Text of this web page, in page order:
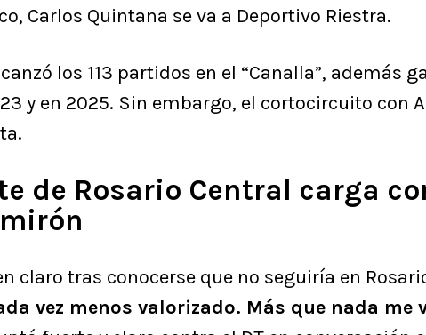
Carlos Quintana se va a Deportivo Riestra.
los 113 partidos en el “Canalla”, además
y en 2025. Sin embargo, el cortocircuito con
de Rosario Central carga
claro tras conocerse que no seguiría en
vez menos valorizado. Más que nada me